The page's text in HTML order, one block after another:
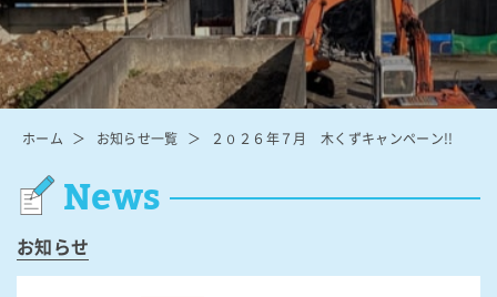
ホーム お知らせ一覧 ２０２６年７月 木くずキャンペーン!!
News
お知らせ